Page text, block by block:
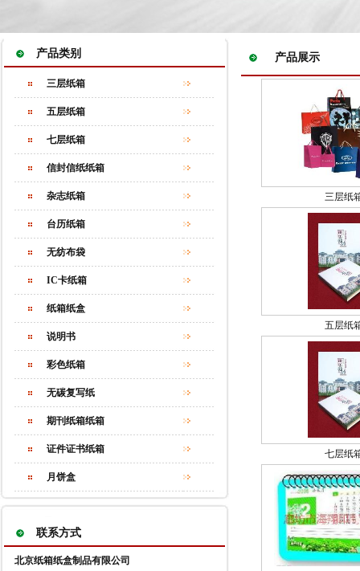
产品类别
三层纸箱
五层纸箱
七层纸箱
信封信纸纸箱
杂志纸箱
台历纸箱
无纺布袋
IC卡纸箱
纸箱纸盒
说明书
彩色纸箱
无碳复写纸
期刊纸箱纸箱
证件证书纸箱
月饼盒
联系方式
北京纸箱纸盒制品有限公司
产品展示
三层纸
五层纸
七层纸